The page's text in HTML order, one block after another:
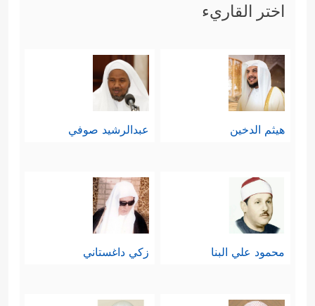
اختر القاريء
هيثم الدخين عبدالرشيد صوفي
محمود علي البنا زكي داغستاني